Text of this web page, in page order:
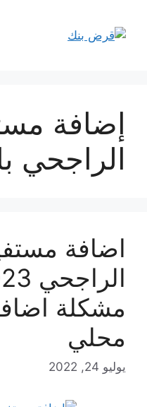
المحتوى
إضافة
الراجحي
اضافة
مشكلة
محلي
يوليو 24, 2022